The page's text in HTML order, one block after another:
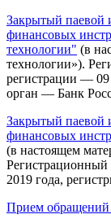
Закрытый
финансовых
технологии" (в
технологии»).
регистрации —
орган — Банк
Закрытый
финансовых
(в настоящем
2019 года,
Прием